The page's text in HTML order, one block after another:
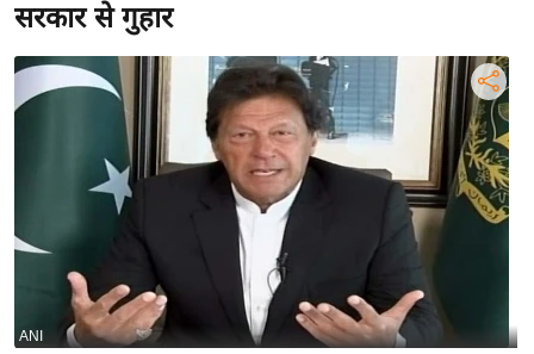
र
र्रा
बि
सरकार से गुहार
ANI